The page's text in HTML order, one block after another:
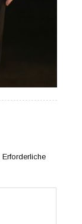
Erforderliche